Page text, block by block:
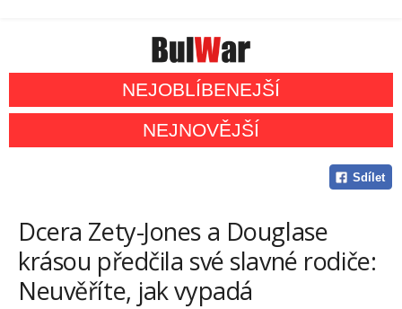
NEJOBLÍBENEJŠÍ
NEJNOVĚJŠÍ
Sdílet
Dcera Zety-Jones a Douglase
krásou předčila své slavné rodiče:
Neuvěříte, jak vypadá